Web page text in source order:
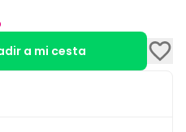
a mi cesta